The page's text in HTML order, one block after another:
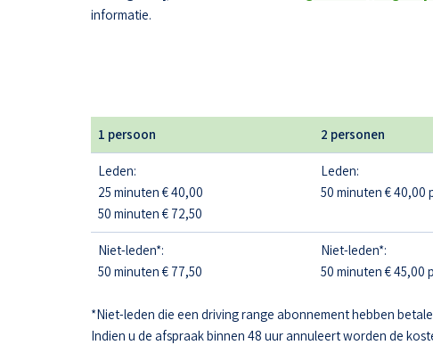
informatie.
1 persoon 2 personen
Leden:
25 minuten € 40,00
50 minuten € 72,50
Leden:
50 minuten € 40,00
Niet-leden*:
50 minuten € 77,50
Niet-leden*:
50 minuten € 45,00
*Niet-leden die een driving range abonnement hebben
Indien u de afspraak binnen 48 uur annuleert worden de